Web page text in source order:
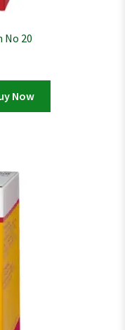
No 20
Now